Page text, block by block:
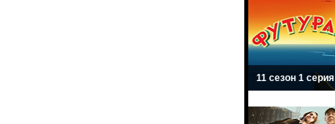
11 сезон 1 серия